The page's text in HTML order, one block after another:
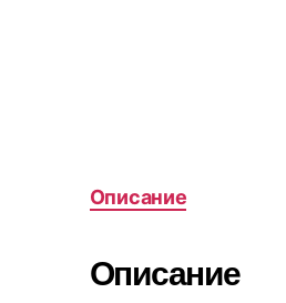
Описание
Описание